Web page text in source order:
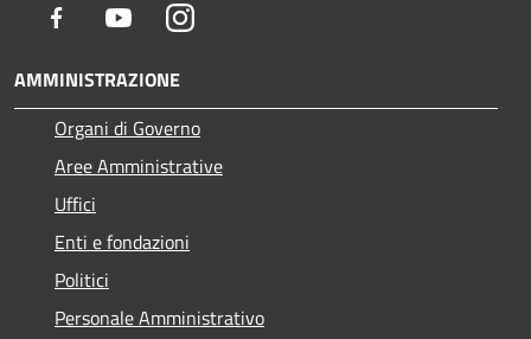
Facebook YoutubeInstagram
AMMINISTRAZIONE
Organi di Governo
Aree Amministrative
Uffici
Enti e fondazioni
Politici
Personale Amministrativo